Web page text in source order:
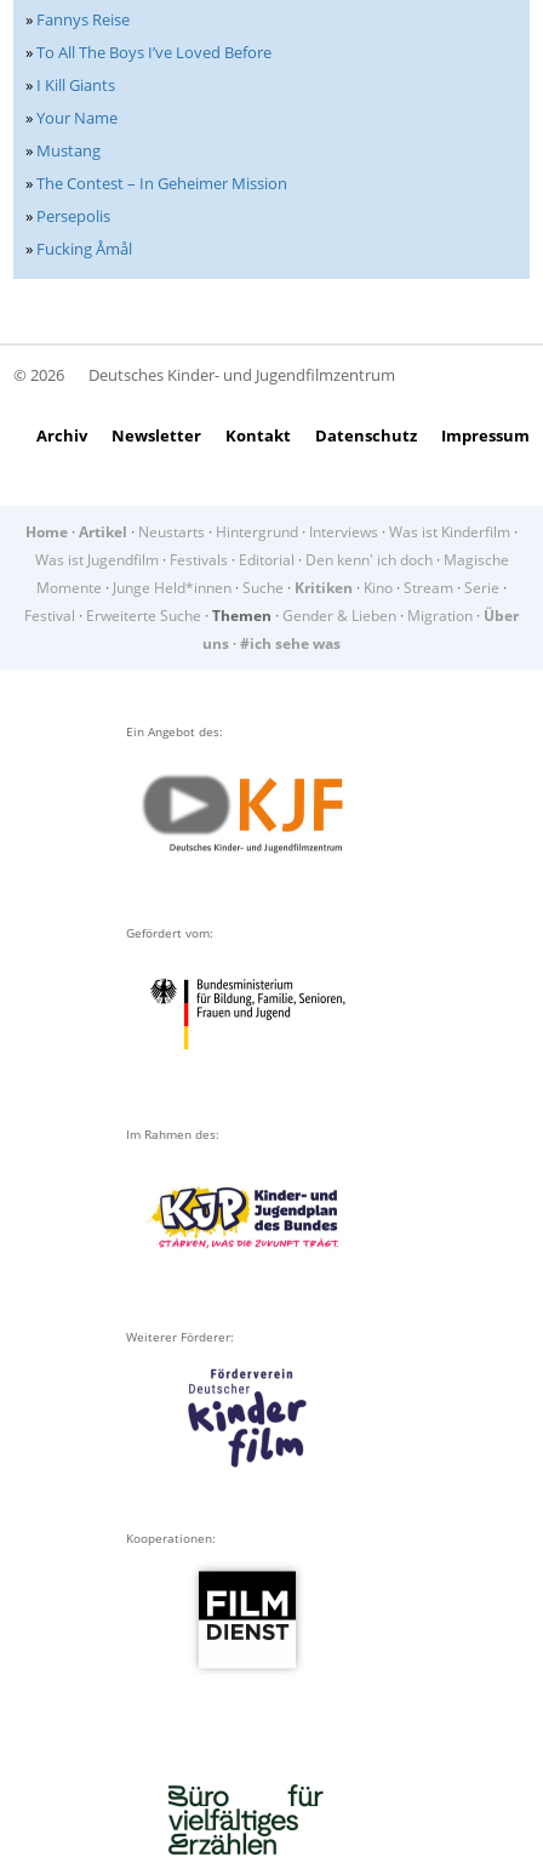
» Fannys Reise
»To All The Boys I’ve Loved Before
» I Kill Giants
»Your Name
» Mustang
»The Contest – In Geheimer Mission
» Persepolis
» Fucking Åmål
© 2026 Deutsches Kinder- und Jugendfilmzentrum
Archiv Newsletter Kontakt Datenschutz Impressum
Home · Artikel · Neustarts · Hintergrund · Interviews · Was ist Kinderfilm ·
Was ist Jugendfilm · Festivals · Editorial · Den kenn' ich doch· Magische
Momente · Junge Held*innen · Suche · Kritiken · Kino · Stream · Serie ·
Festival · Erweiterte Suche · Themen · Gender & Lieben · Migration · Über
uns · #ich sehe was
Ein Angebot des:
Gefördert vom:
Im Rahmen des:
Weiterer Förderer:
Kooperationen: